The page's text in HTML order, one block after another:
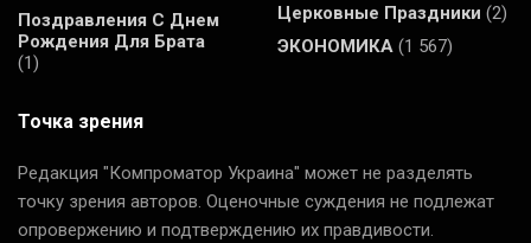
Поздравления С Днем
Рождения Для Брата
(1)
Церковные Праздники (2)
ЭКОНОМИКА (1 567)
Точка зрения
Редакция "Компроматор Украина" может не разделять
точку зрения авторов. Оценочные суждения не подлежат
опровержению и подтверждению их правдивости.